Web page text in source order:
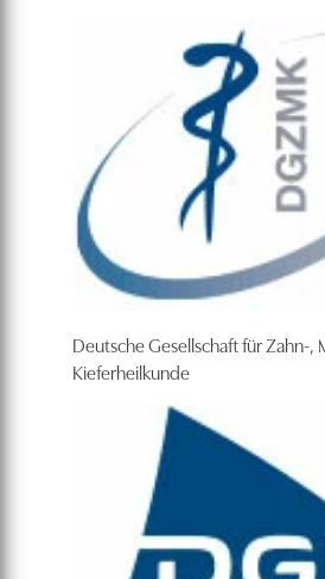
Deutsche Gesellschaft für Zahn-,
Kieferheilkunde